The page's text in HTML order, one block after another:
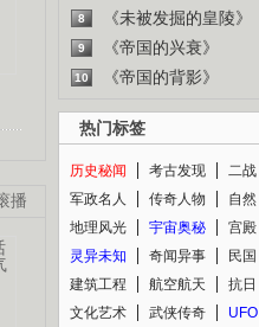
播
8 《未被发掘的皇陵》
9 《帝国的兴衰》
10 《帝国的背影》
热门标签
历史秘闻 考古发现 二战
军政名人
传奇人物 自然
地理风光
宇宙奥秘 宫殿
灵异未知
奇闻异事 民国
建筑工程
航空航天 抗日
文化艺术
武侠传奇 UFO